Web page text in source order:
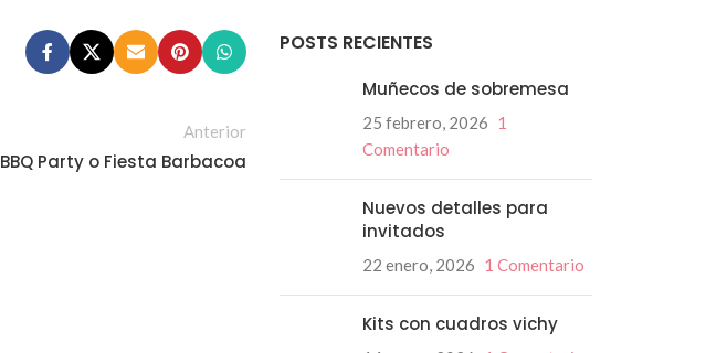
Anterior
BBQ Party o Fiesta Barbacoa
POSTS RECIENTES
Muñecos de sobremesa
25 febrero, 2026 1
Comentario
Nuevos detalles para
invitados
22 enero, 2026 1 Comentario
Kits con cuadros vichy